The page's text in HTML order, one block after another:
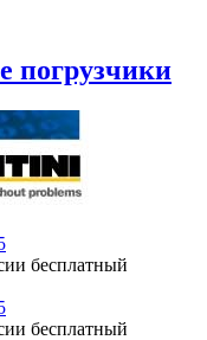
погрузчики
бесплатный
бесплатный